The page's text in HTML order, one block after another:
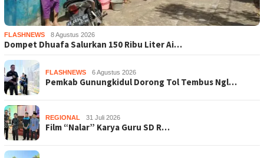
FLASHNEWS 8 Agustus 2026
Dompet Dhuafa Salurkan 150 Ribu Liter Ai…
FLASHNEWS 6 Agustus 2026
Pemkab Gunungkidul Dorong Tol Tembus Ngl…
REGIONAL 31 Juli 2026
Film “Nalar” Karya Guru SD R…